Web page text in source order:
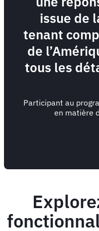
issue de
tenant
de
tous les
Participant au
en matière